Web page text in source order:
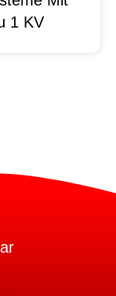
1 KV